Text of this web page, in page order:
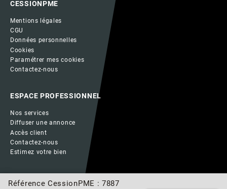
Référence CessionPME : 7887
CESSIONPME
Mentions légales
CGU
Données personnelles
Cookies
Paramétrer mes cookies
Contactez-nous
ESPACE PROFESSIONNEL
Nos services
Diffuser une annonce
Accès client
Contactez-nous
Estimez votre bien